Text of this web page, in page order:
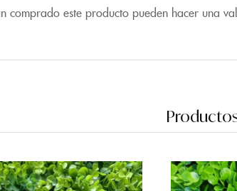
comprado este producto pueden hacer una